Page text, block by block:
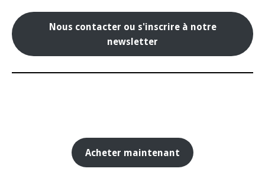
Nous contacter ou s'inscrire à notre
newsletter
Acheter maintenant